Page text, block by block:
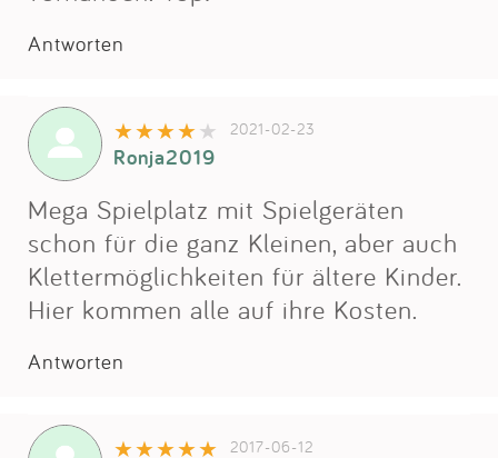
Antworten
2021-02-23
Ronja2019
Mega Spielplatz mit Spielgeräten
schon für die ganz Kleinen, aber auch
Klettermöglichkeiten für ältere Kinder.
Hier kommen alle auf ihre Kosten.
Antworten
2017-06-12